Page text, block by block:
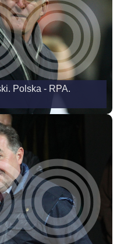
Polska - RPA.